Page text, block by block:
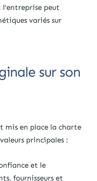
peut
variés sur
mis en place la charte
principales :
et le
fournisseurs et